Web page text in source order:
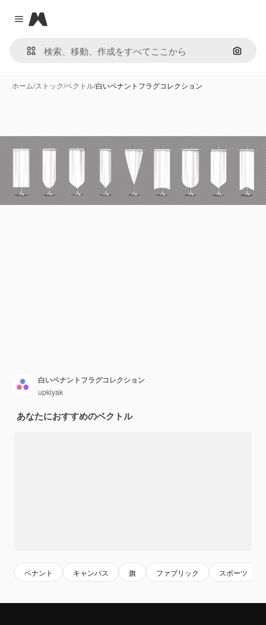
Close menu
Magnific
画像で
ホーム/ストック/ベクトル/白いペナントフラグコレクション
白いペナントフラグコレクション
upklyak
あなたにおすすめのベクトル
ペナント キャンバス 旗 ファブリック スポーツ